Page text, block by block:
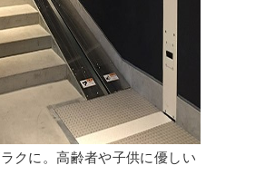
クに。高齢者や子供に優しい